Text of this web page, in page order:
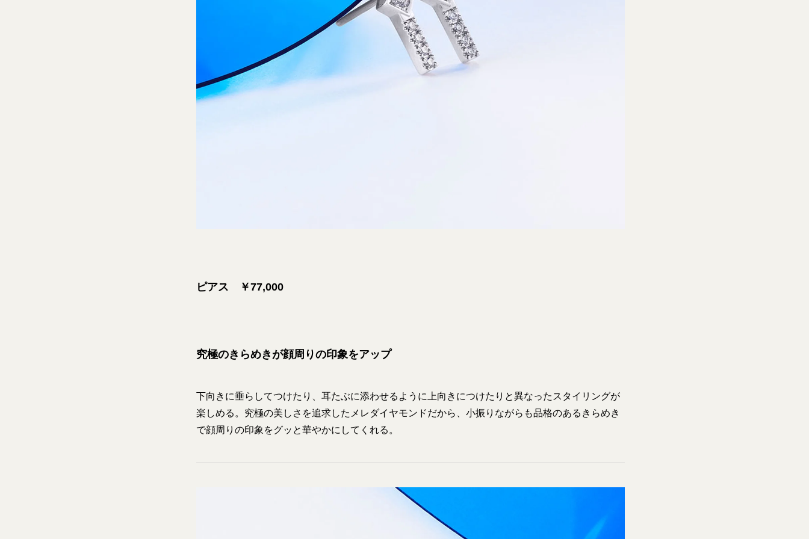
ピアス ￥77,000
究極のきらめきが顔周りの印象をアップ
下向きに垂らしてつけたり、耳たぶに添わせるように上向きにつけたりと異なったスタイリングが
楽しめる。究極の美しさを追求したメレダイヤモンドだから、小振りながらも品格のあるきらめき
で顔周りの印象をグッと華やかにしてくれる。